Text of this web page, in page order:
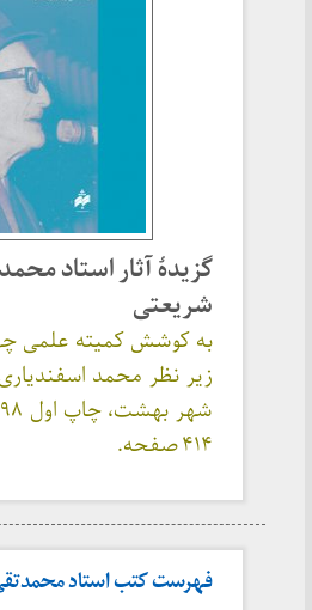
گزیدهٔ آثار استاد
شریعتی
به کوشش کمیته علمی
زیر نظر محمد
۴۱۴ صفحه.
فهرست کتب استاد